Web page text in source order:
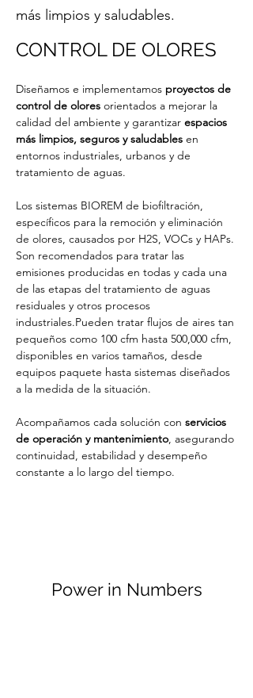
más limpios y saludables.
CONTROL DE OLORES
Diseñamos e implementamos proyectos de
control de olores orientados a mejorar la
calidad del ambiente y garantizar espacios
más limpios, seguros y saludables en
entornos industriales, urbanos y de
tratamiento de aguas.
Los sistemas BIOREM de biofiltración,
específicos para la remoción y eliminación
de olores, causados por H2S, VOCs y HAPs.
Son recomendados para tratar las
emisiones producidas en todas y cada una
de las etapas del tratamiento de aguas
residuales y otros procesos
industriales.Pueden tratar flujos de aires tan
pequeños como 100 cfm hasta 500,000 cfm,
disponibles en varios tamaños, desde
equipos paquete hasta sistemas diseñados
a la medida de la situación.
Acompañamos cada solución con servicios
de operación y mantenimiento, asegurando
continuidad, estabilidad y desempeño
constante a lo largo del tiempo.
Power in Numbers